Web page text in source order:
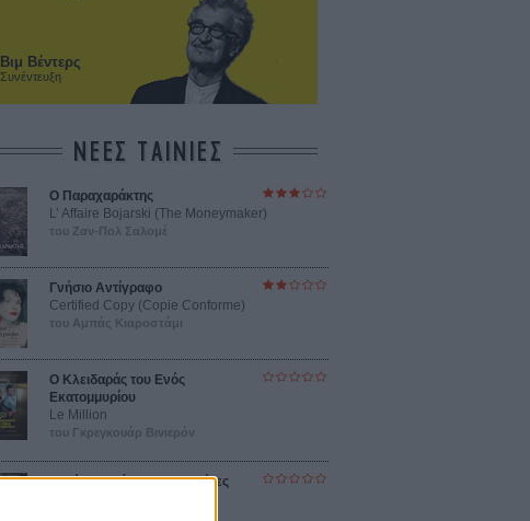
Βιμ Βέντερς
Συνέντευξη
ΝΕΕΣ ΤΑΙΝΙΕΣ
Ο Παραχαράκτης
L’ Affaire Bojarski (The Moneymaker)
του Ζαν-Πολ Σαλομέ
Γνήσιο Αντίγραφο
Certified Copy (Copie Conforme)
του Αμπάς Κιαροστάμι
Ο Κλειδαράς του Ενός
Εκατομμυρίου
Le Million
του Γκρεγκουάρ Βινιερόν
Αυτό που Ξέρουν οι Γυναίκες